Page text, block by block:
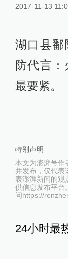
2017-11-13
湖口县鄱
防代言
最要紧。
特别声明
本文为澎湃号作
并发布，仅代表
表澎湃新闻的观
供信息发布平台
问https://
24小时最